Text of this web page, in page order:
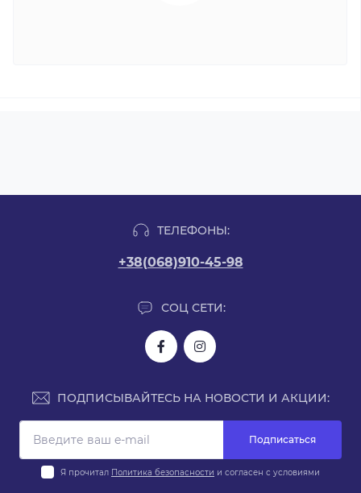
ТЕЛЕФОНЫ:
+38(068)910-45-98
СОЦ СЕТИ:
ПОДПИСЫВАЙТЕСЬ НА НОВОСТИ И АКЦИИ:
Подписаться
Я прочитал Политика безопасности и согласен с условиями